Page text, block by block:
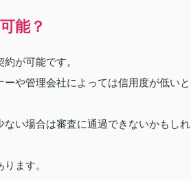
能？
が可能です。
や管理会社によっては信用度が低いと
い場合は審査に通過できないかもしれ
ます。